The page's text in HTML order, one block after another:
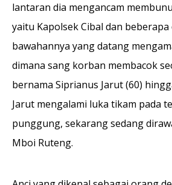
lantaran dia mengancam
yaitu Kapolsek Cibal dan
bawahannya yang datang
dimana sang korban membacok
bernama Siprianus Jarut (60)
Jarut mengalami luka tikam pada
punggung, sekarang sedang
Mboi Ruteng.